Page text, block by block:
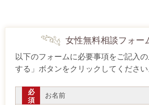
女性無料相談フォー
以下のフォームに必要事項をご記入
する」ボタンをクリックしてください
お名前
必
須